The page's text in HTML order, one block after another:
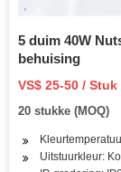
5 duim 40W
behuising
VS$ 25-50 /
20 stukke (MOQ)
Uitstuurkleur: